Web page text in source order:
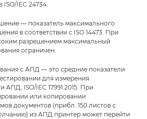
ISO/IEC 24734.
— показатель максимального
в соответствии с ISO 14473. При
разрешением максимальный
ограничен.
с АПД — это средние показатели
для измерения
АПД, ISO/IEC 17991:2015. При
или копировании
документов (прибл. 150 листов с
из АПД принтер может перейти